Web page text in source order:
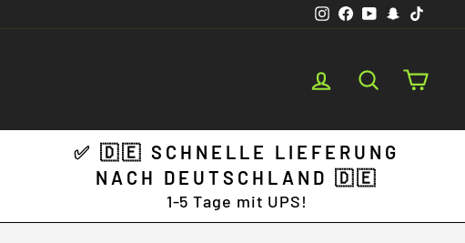
Instagram
Facebook
YouTubeSnapchat
AnmeldenSuchen
✅🇩🇪 SCHNELLE LIEFERUNG
NACH DEUTSCHLAND 🇩🇪
1-5 Tage mit UPS!